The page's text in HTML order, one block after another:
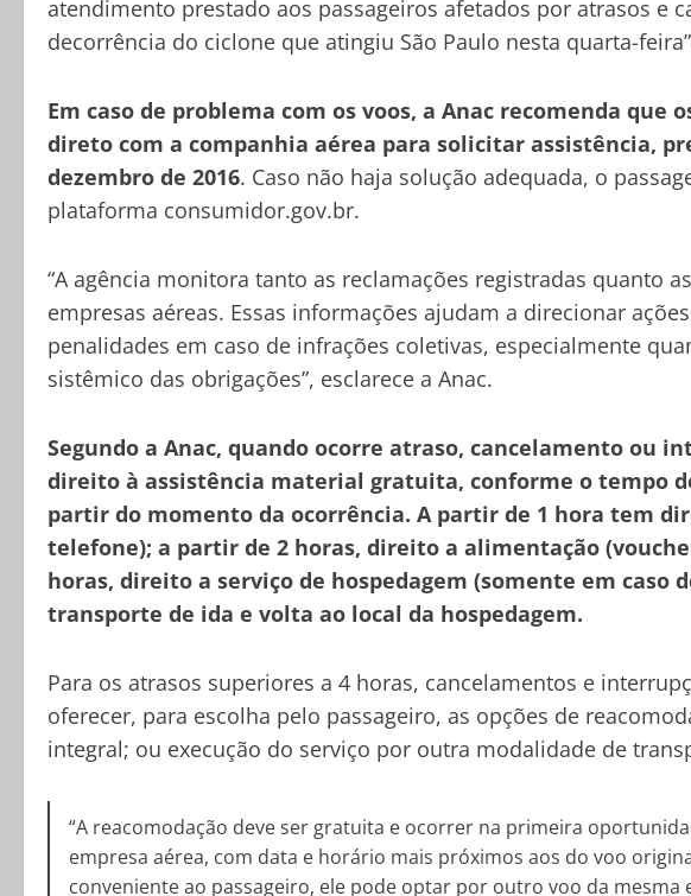
atendimento prestado aos passageiros afetados por atrasos e
decorrência do ciclone que atingiu São Paulo nesta quarta-
Em caso de problema com os voos, a Anac recomenda que
direto com a companhia aérea para solicitar assistência,
dezembro de 2016. Caso não haja solução adequada, o
plataforma consumidor.gov.br.
“A agência monitora tanto as reclamações registradas quanto
empresas aéreas. Essas informações ajudam a direcionar
penalidades em caso de infrações coletivas, especialmente
sistêmico das obrigações”, esclarece a Anac.
Segundo a Anac, quando ocorre atraso, cancelamento ou
direito à assistência material gratuita, conforme o tempo
partir do momento da ocorrência. A partir de 1 hora tem
telefone); a partir de 2 horas, direito a alimentação
horas, direito a serviço de hospedagem (somente em caso
transporte de ida e volta ao local da hospedagem.
Para os atrasos superiores a 4 horas, cancelamentos e
oferecer, para escolha pelo passageiro, as opções de
integral; ou execução do serviço por outra modalidade de
“A reacomodação deve ser gratuita e ocorrer na primeira
empresa aérea, com data e horário mais próximos aos do voo
conveniente ao passageiro, ele pode optar por outro voo da mesma